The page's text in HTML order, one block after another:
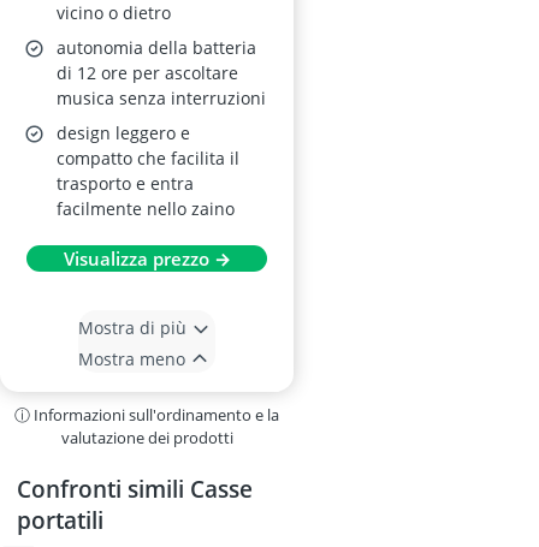
vicino o dietro
autonomia della batteria
di 12 ore per ascoltare
musica senza interruzioni
design leggero e
compatto che facilita il
trasporto e entra
facilmente nello zaino
Visualizza prezzo →
Mostra di più
Mostra meno
ⓘ Informazioni sull'ordinamento e la
valutazione dei prodotti
Confronti simili Casse
portatili